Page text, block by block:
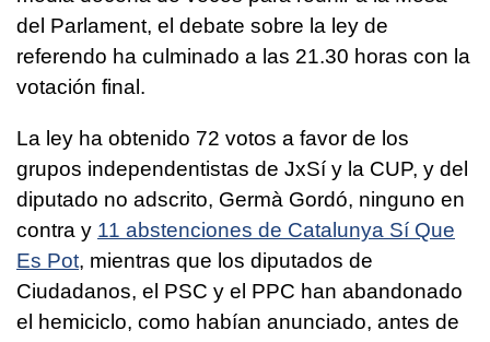
del Parlament, el debate sobre la ley de
referendo ha culminado a las 21.30 horas con la
votación final.
La ley ha obtenido 72 votos a favor de los
grupos independentistas de JxSí y la CUP, y del
diputado no adscrito, Germà Gordó, ninguno en
contra y 11 abstenciones de Catalunya Sí Que
Es Pot, mientras que los diputados de
Ciudadanos, el PSC y el PPC han abandonado
el hemiciclo, como habían anunciado, antes de